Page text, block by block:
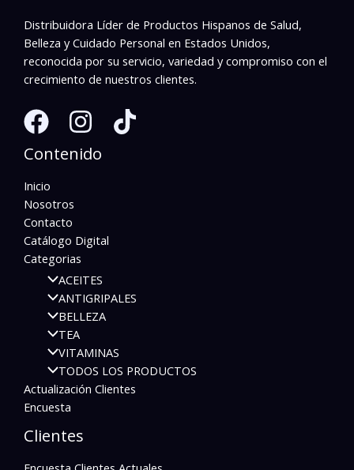
Distribuidora Líder de Productos Hispanos de Salud,
Belleza y Cuidado Personal en Estados Unidos,
reconocida por su servicio, variedad y compromiso con el
crecimiento de nuestros clientes.
Contenido
Inicio
Nosotros
Contacto
Catálogo Digital
Categorias
ACEITES
ANTIGRIPALES
BELLEZA
TEA
VITAMINAS
TODOS LOS PRODUCTOS
Actualización Clientes
Encuesta
Clientes